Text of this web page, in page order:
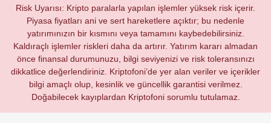
Risk Uyarısı: Kripto paralarla yapılan işlemler yüksek risk içerir.
Piyasa fiyatları ani ve sert hareketlere açıktır; bu nedenle
yatırımınızın bir kısmını veya tamamını kaybedebilirsiniz.
Kaldıraçlı işlemler riskleri daha da artırır. Yatırım kararı almadan
önce finansal durumunuzu, bilgi seviyenizi ve risk toleransınızı
dikkatlice değerlendiriniz. Kriptofoni’de yer alan veriler ve içerikler
bilgi amaçlı olup, kesinlik ve güncellik garantisi verilmez.
Doğabilecek kayıplardan Kriptofoni sorumlu tutulamaz.